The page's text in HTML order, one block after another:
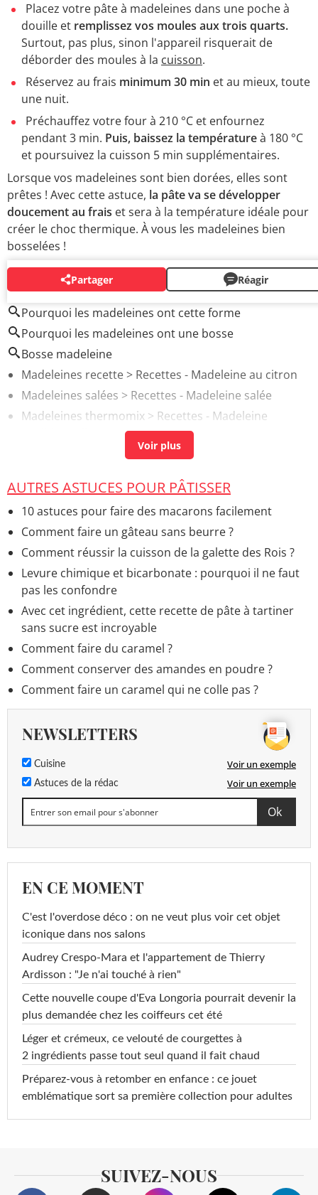
Placez votre pâte à madeleines dans une poche à
douille et remplissez vos moules aux trois quarts.
Surtout, pas plus, sinon l'appareil risquerait de
déborder des moules à la cuisson.
Réservez au frais minimum 30 min et au mieux, toute
une nuit.
Préchauffez votre four à 210 °C et enfournez
pendant 3 min. Puis, baissez la températureà 180 °C
et poursuivez la cuisson 5 min supplémentaires.
Lorsque vos madeleines sont bien dorées, elles sont
prêtes ! Avec cette astuce, la pâte va se développer
doucement au frais et sera à la température idéale pour
créer le choc thermique. À vous les madeleines bien
bosselées !
Partager Réagir
AUTOUR DU MÊME SUJET
Pourquoi les madeleines ont cette forme
Pourquoi les madeleines ont une bosse
Bosse madeleine
Madeleines recette> Recettes - Madeleine au citron
Madeleines salées > Recettes - Madeleine salée
Madeleines thermomix > Recettes - Madeleine
Madeleines calories > Guide
Madeleine traditionnelle
AUTRES ASTUCES POUR PÂTISSER
10 astuces pour faire des macarons facilement
Comment faire un gâteau sans beurre ?
Comment réussir la cuisson de la galette des Rois ?
Levure chimique et bicarbonate : pourquoi il ne faut
pas les confondre
Avec cet ingrédient, cette recette de pâte à tartiner
sans sucre est incroyable
Comment faire du caramel ?
Comment conserver des amandes en poudre ?
Comment faire un caramel qui ne colle pas ?
NEWSLETTERS
Cuisine Voir un exemple
Astuces de la rédac Voir un exemple
EN CE MOMENT
C'est l'overdose déco : on ne veut plus voir cet objet
iconique dans nos salons
Audrey Crespo-Mara et l'appartement de Thierry
Ardisson : "Je n'ai touché à rien"
Cette nouvelle coupe d'Eva Longoria pourrait devenir la
plus demandée chez les coiffeurs cet été
Léger et crémeux, ce velouté de courgettes à
2 ingrédients passe tout seul quand il fait chaud
Préparez-vous à retomber en enfance : ce jouet
emblématique sort sa première collection pour adultes
SUIVEZ-NOUS